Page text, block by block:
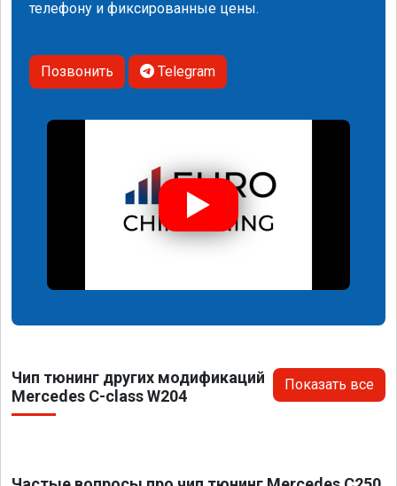
телефону и фиксированные цены.
Позвонить Telegram
Чип тюнинг других модификаций
Mercedes C-class W204
Показать все